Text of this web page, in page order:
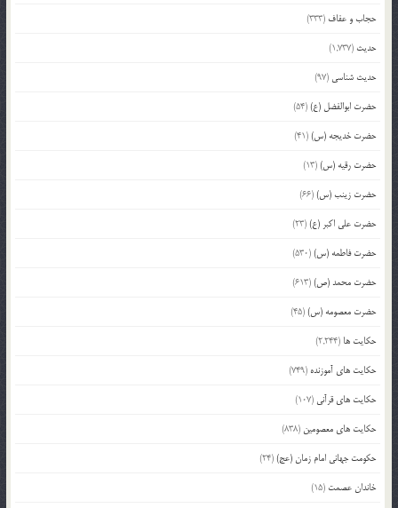
حجاب و عفاف (333)
حدیث (1,737)
حدیث شناسی (97)
حضرت ابوالفضل (ع)(54)
حضرت خدیجه (س)(41)
حضرت رقیه (س)(13)
حضرت زینب (س)(66)
حضرت علی اکبر (ع)(23)
حضرت فاطمه (س)(530)
حضرت محمد (ص)(613)
حضرت معصومه (س)(45)
حکایت ها (2,244)
حکایت های آموزنده (749)
حکایت های قرآنی (107)
حکایت های معصومین (838)
حکومت جهانی امام زمان (عج)(24)
خاندان عصمت (15)